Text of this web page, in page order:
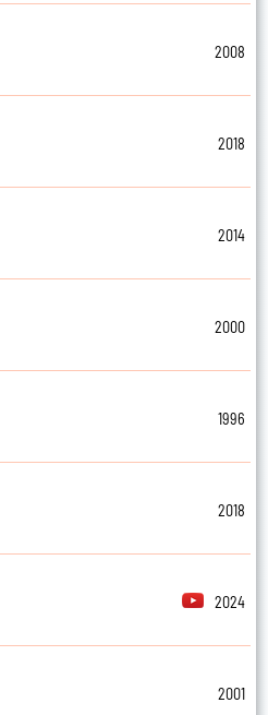
2008
2018
2014
2000
1996
2018
2024
2001